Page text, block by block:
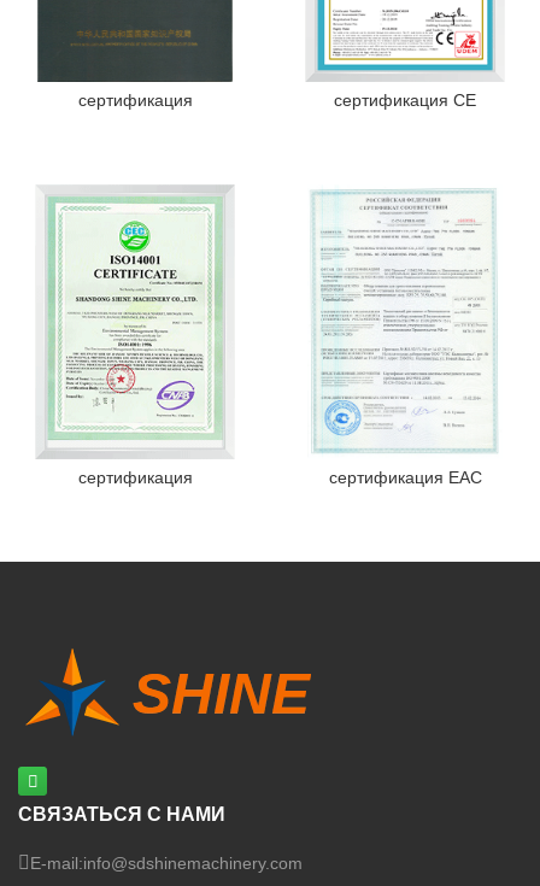
сертификация сертификация CE
сертификация сертификация EAC
СВЯЗАТЬСЯ С НАМИ
E-mail:info@sdshinemachinery.com